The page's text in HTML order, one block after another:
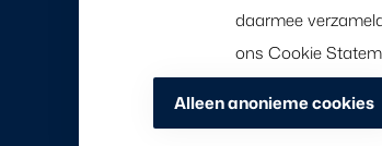
daarmee
ons Cookie
Alleen anonieme cookies